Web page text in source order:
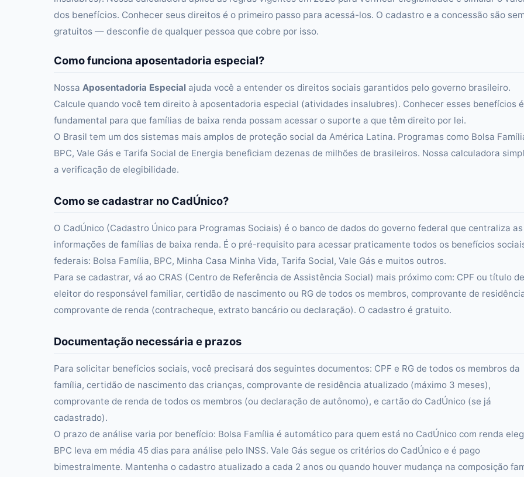
dos benefícios. Conhecer seus direitos é o primeiro passo para acessá-los. O cadastro e a concessão são
gratuitos — desconfie de qualquer pessoa que cobre por isso.
Como funciona aposentadoria especial?
Nossa Aposentadoria Especial ajuda você a entender os direitos sociais garantidos pelo governo brasileiro.
Calcule quando você tem direito à aposentadoria especial (atividades insalubres). Conhecer esses benefícios é
fundamental para que famílias de baixa renda possam acessar o suporte a que têm direito por lei.
O Brasil tem um dos sistemas mais amplos de proteção social da América Latina. Programas como Bolsa
BPC, Vale Gás e Tarifa Social de Energia beneficiam dezenas de milhões de brasileiros. Nossa calculadora
a verificação de elegibilidade.
Como se cadastrar no CadÚnico?
O CadÚnico (Cadastro Único para Programas Sociais) é o banco de dados do governo federal que centraliza as
informações de famílias de baixa renda. É o pré-requisito para acessar praticamente todos os benefícios
federais: Bolsa Família, BPC, Minha Casa Minha Vida, Tarifa Social, Vale Gás e muitos outros.
Para se cadastrar, vá ao CRAS (Centro de Referência de Assistência Social) mais próximo com: CPF ou título de
eleitor do responsável familiar, certidão de nascimento ou RG de todos os membros, comprovante de
comprovante de renda (contracheque, extrato bancário ou declaração). O cadastro é gratuito.
Documentação necessária e prazos
Para solicitar benefícios sociais, você precisará dos seguintes documentos: CPF e RG de todos os membros da
família, certidão de nascimento das crianças, comprovante de residência atualizado (máximo 3 meses),
comprovante de renda de todos os membros (ou declaração de autônomo), e cartão do CadÚnico (se já
cadastrado).
O prazo de análise varia por benefício: Bolsa Família é automático para quem está no CadÚnico com renda
BPC leva em média 45 dias para análise pelo INSS. Vale Gás segue os critérios do CadÚnico e é pago
bimestralmente. Mantenha o cadastro atualizado a cada 2 anos ou quando houver mudança na composição